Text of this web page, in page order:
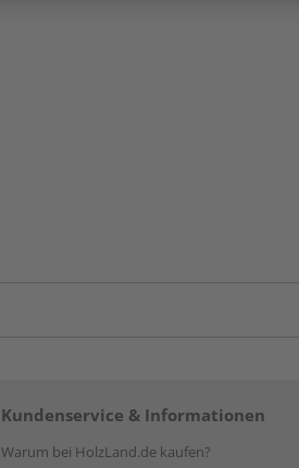
Kundenservice & Informationen
Warum bei HolzLand.de kaufen?